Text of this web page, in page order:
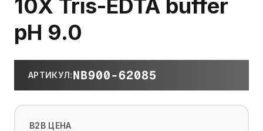
10X Tris-EDTA buffer
pH 9.0
АРТИКУЛ:NB900-62085
B2B ЦЕНА